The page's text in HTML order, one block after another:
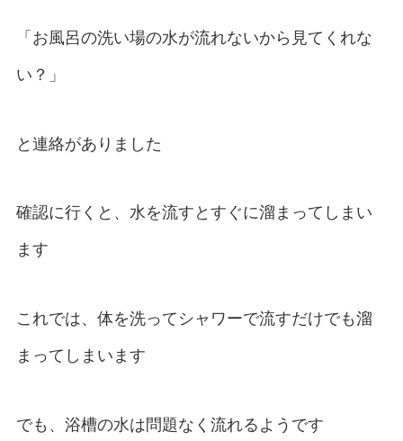
「お風呂の洗い場の水が流れないから見てくれな
い？」
と連絡がありました
確認に行くと、水を流すとすぐに溜まってしまい
ます
これでは、体を洗ってシャワーで流すだけでも溜
まってしまいます
でも、浴槽の水は問題なく流れるようです